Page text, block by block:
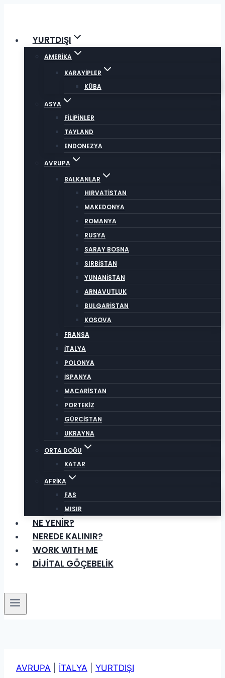
contentYURTDIŞI
AMERİKA
KARAYİPLER
KÜBA
ASYA
FİLİPİNLER
TAYLAND
ENDONEZYA
AVRUPA
BALKANLAR
HIRVATİSTAN
MAKEDONYA
ROMANYA
RUSYA
SARAY BOSNA
SIRBİSTAN
YUNANİSTAN
ARNAVUTLUK
BULGARİSTAN
KOSOVA
FRANSA
İTALYA
POLONYA
İSPANYA
MACARİSTAN
PORTEKİZ
GÜRCİSTAN
UKRAYNA
ORTA DOĞU
KATAR
AFRİKA
FAS
MISIR
NE YENİR?
NEREDE KALINIR?
WORK WITH ME
DİJİTAL GÖÇEBELİK
AVRUPA İTALYA YURTDIŞI